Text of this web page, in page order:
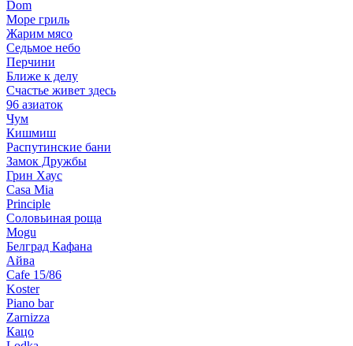
Dom
Море гриль
Жарим мясо
Седьмое небо
Перчини
Ближе к делу
Счастье живет здесь
96 азиаток
Чум
Кишмиш
Распутинские бани
Замок Дружбы
Грин Хаус
Casa Mia
Principle
Соловьиная роща
Mogu
Белград Кафана
Айва
Cafe 15/86
Koster
Piano bar
Zarnizza
Кацо